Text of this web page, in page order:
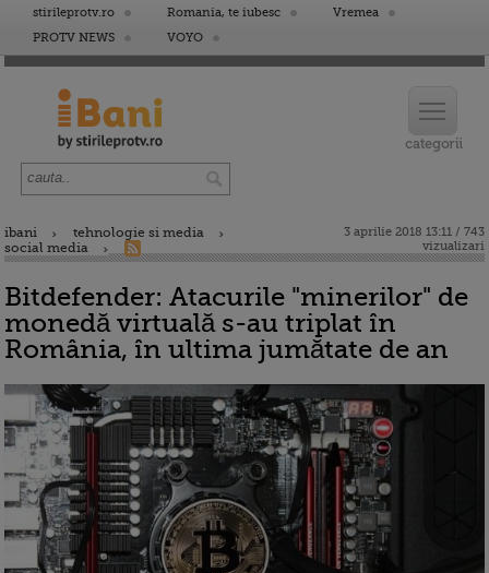
stirileprotv.ro Romania, te iubesc
Vremea
PROTV NEWS
VOYO
ibani
tehnologie si media
social media
3 aprilie 2018 13:11 / 743
vizualizari
Bitdefender: Atacurile "minerilor" de
monedă virtuală s-au triplat în
România, în ultima jumătate de an